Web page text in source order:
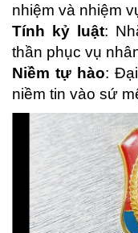
nhiệm và nhiệm
Tính kỷ luật:
thần phục vụ
Niềm tự hào:
niềm tin vào sứ